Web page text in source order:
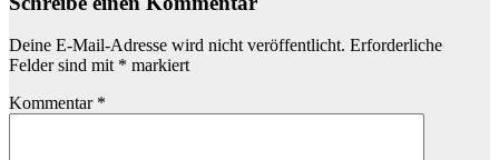
Deine E-Mail-Adresse wird nicht veröffentlicht. Erforderliche
Felder sind mit * markiert
Kommentar *